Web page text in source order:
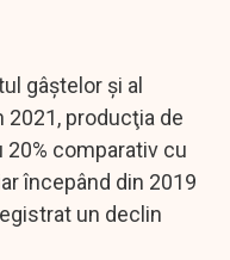
gâştelor şi al
2021, producţia de
comparativ cu
începând din 2019
un declin